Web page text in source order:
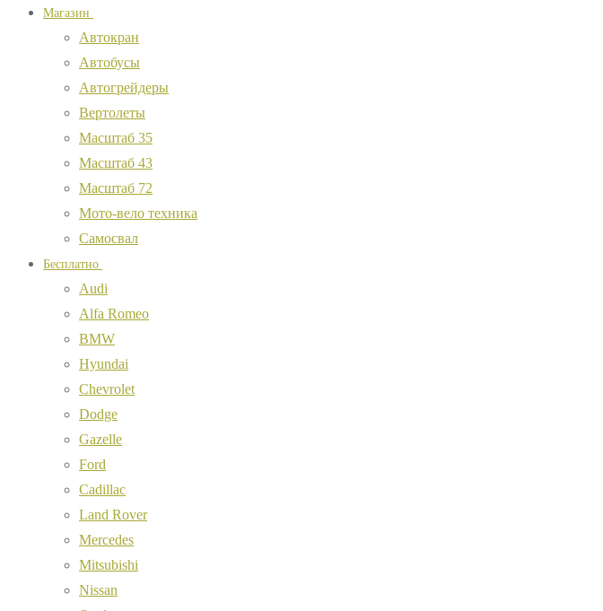
Магазин
Автокран
Автобусы
Автогрейдеры
Вертолеты
Масштаб 35
Масштаб 43
Масштаб 72
Мото-вело техника
Самосвал
Бесплатно
Audi
Alfa Romeo
BMW
Hyundai
Chevrolet
Dodge
Gazelle
Ford
Cadillac
Land Rover
Mercedes
Mitsubishi
Nissan